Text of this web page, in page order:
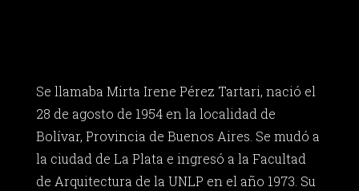
Se llamaba Mirta Irene Pérez Tartari, nació el
28 de agosto de 1954 en la localidad de
Bolívar, Provincia de Buenos Aires. Se mudó a
la ciudad de La Plata e ingresó a la Facultad
de Arquitectura de la UNLP en el año 1973. Su